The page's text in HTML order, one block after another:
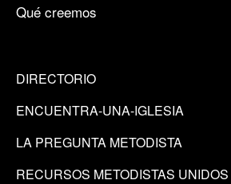
Qué creemos
DIRECTORIO
ENCUENTRA-UNA-IGLESIA
LA PREGUNTA METODISTA
RECURSOS METODISTAS UNIDOS